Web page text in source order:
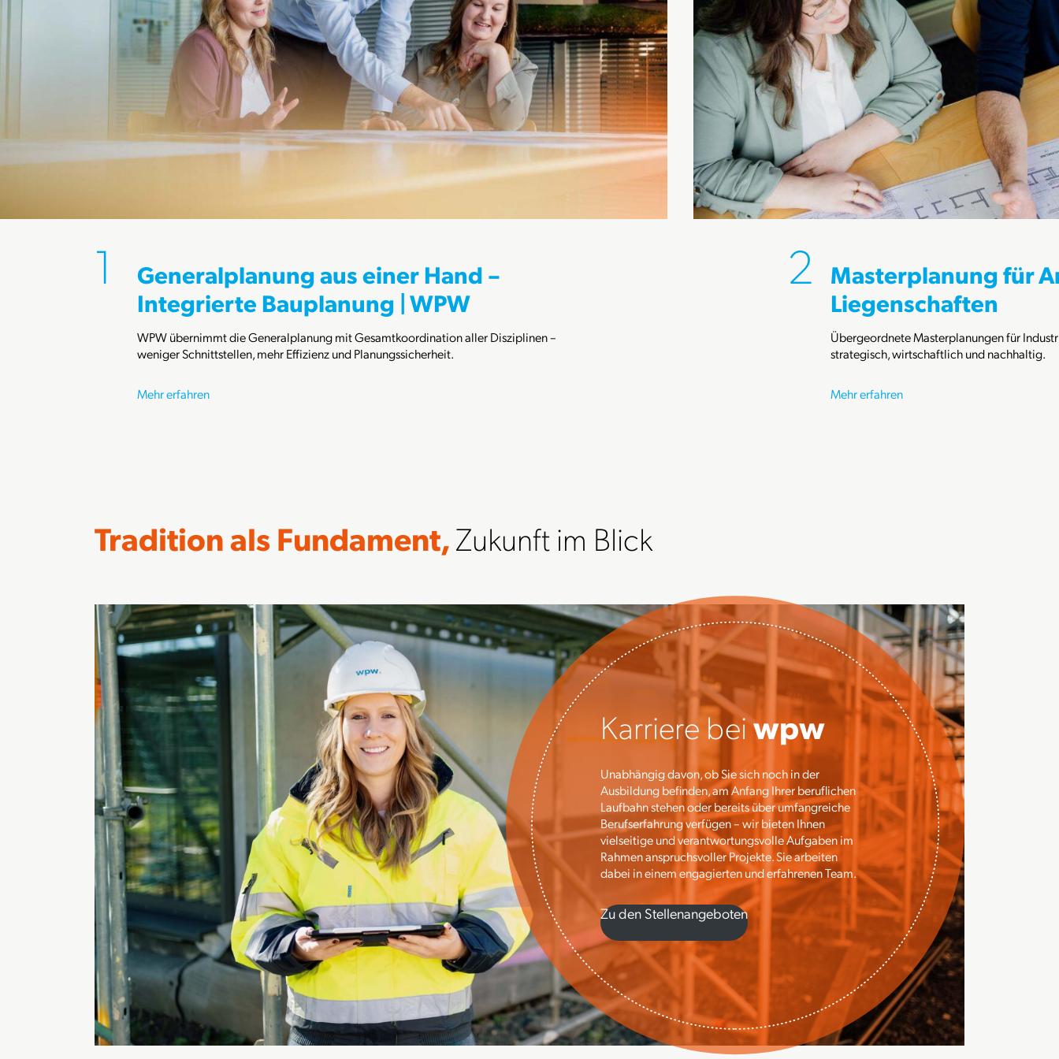
Generalplanung aus einer Hand –
Integrierte Bauplanung | WPW
WPW übernimmt die Generalplanung mit Gesamtkoordination aller Disziplinen –
weniger Schnittstellen, mehr Effizienz und Planungssicherheit.
Mehr erfahren
Masterplanung für
Liegenschaften
Übergeordnete Masterplanungen für
strategisch, wirtschaftlich und nachhaltig.
Mehr erfahren
Tradition als Fundament,Zukunft im Blick
Karriere beiwpw
Unabhängig davon, ob Sie sich noch in der
Ausbildung befinden, am Anfang Ihrer beruflichen
Laufbahn stehen oder bereits über umfangreiche
Berufserfahrung verfügen – wir bieten Ihnen
vielseitige und verantwortungsvolle Aufgaben im
Rahmen anspruchsvoller Projekte. Sie arbeiten
dabei in einem engagierten und erfahrenen Team.
Zu den Stellenangeboten